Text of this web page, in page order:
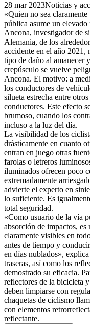
28 mar 2023Noticias y
«Quien no sea
pública asume un
Ancona, investigador de
Alemania, de los
accidente en el año 2021,
tipo de daño al amanecer
crepúsculo se vuelve
Ancona. El motivo: a
los conductores de
silueta estrecha entre
conductores. Este efecto
brumoso, cuando los
incluso a la luz del día.
La visibilidad de los
drásticamente en cuanto
entran en juego otras
farolas o letreros
iluminados ofrecen poco
extremadamente
advierte el experto en
lo suficiente. Es
total seguridad.
«Como usuario de la vía
absorción de impactos,
claramente visibles en
antes de tiempo y
en días nublados»,
traseras, así como los
demostrado su eficacia.
reflectores de la bicicleta
deben limpiarse con
chaquetas de ciclismo
con elementos
reflectante.